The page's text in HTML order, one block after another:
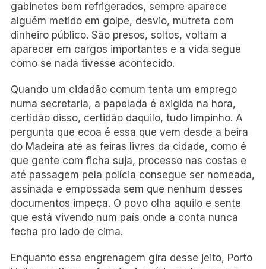
gabinetes bem refrigerados, sempre aparece
alguém metido em golpe, desvio, mutreta com
dinheiro público. São presos, soltos, voltam a
aparecer em cargos importantes e a vida segue
como se nada tivesse acontecido.
Quando um cidadão comum tenta um emprego
numa secretaria, a papelada é exigida na hora,
certidão disso, certidão daquilo, tudo limpinho. A
pergunta que ecoa é essa que vem desde a beira
do Madeira até as feiras livres da cidade, como é
que gente com ficha suja, processo nas costas e
até passagem pela polícia consegue ser nomeada,
assinada e empossada sem que nenhum desses
documentos impeça. O povo olha aquilo e sente
que está vivendo num país onde a conta nunca
fecha pro lado de cima.
Enquanto essa engrenagem gira desse jeito, Porto